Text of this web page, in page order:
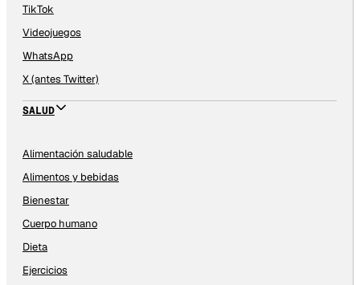
TikTok
Videojuegos
WhatsApp
X (antes Twitter)
SALUD
Alimentación saludable
Alimentos y bebidas
Bienestar
Cuerpo humano
Dieta
Ejercicios